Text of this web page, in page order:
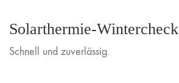
Solarthermie-Wintercheck
Schnell und zuverlässig.